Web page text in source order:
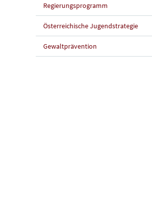
Regierungsprogramm
Österreichische Jugendstrategie
Gewaltprävention